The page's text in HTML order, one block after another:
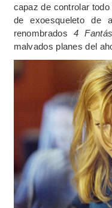
capaz de controlar
de exoesqueleto de
renombrados 4
malvados planes del